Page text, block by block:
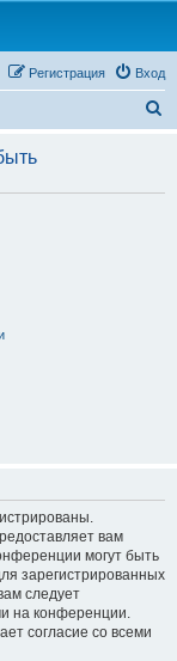
Вход
Регистрация
с
вам
могут быть
зарегистрированных
следует
на конференции.
согласие со всеми